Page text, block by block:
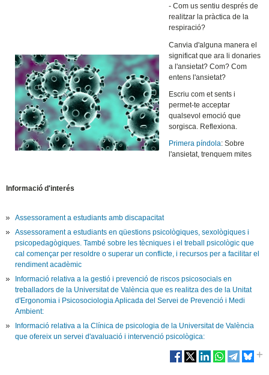
- Com us sentiu després de
realitzar la pràctica de la
respiració?
Canvia d'alguna manera el
significat que ara li donaries
a l'ansietat? Com? Com
entens l'ansietat?
Escriu com et sents i
permet-te acceptar
qualsevol emoció que
sorgisca. Reflexiona.
Primera píndola: Sobre
l'ansietat, trenquem mites
Informació d'interés
Assessorament a estudiants amb discapacitat
Assessorament a estudiants en qüestions psicològiques, sexològiques i
psicopedagògiques . També sobre les tècniques i el treball psicològic que
cal començar per resoldre o superar un conflicte, i recursos per a facilitar el
rendiment acadèmic
Informació relativa a la gestió i prevenció de riscos psicosocials en
treballadors de la Universitat de València que es realitza des de la Unitat
d'Ergonomia i Psicosociologia Aplicada del Servei de Prevenció i Medi
Ambient:
Informació relativa a la Clínica de psicologia de la Universitat de València
que ofereix un servei d'avaluació i intervenció psicològica: